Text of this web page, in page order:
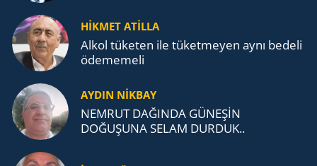
TEŞKİLATI’NA UZANAN MİRASI
HİKMET ATİLLA
Alkol tü­ke­ten ile tü­ket­me­yen aynı be­de­li
öde­me­me­li
AYDIN NİKBAY
NEMRUT DAĞINDA GÜNEŞİN
DOĞUŞUNA SELAM DURDUK..